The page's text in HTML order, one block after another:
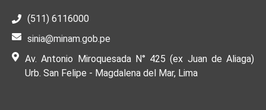
(511) 6116000
sinia@minam.gob.pe
Av. Antonio Miroquesada N° 425 (ex Juan de Aliaga)
Urb. San Felipe - Magdalena del Mar, Lima